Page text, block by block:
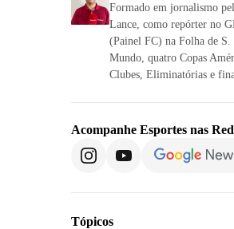
Formado em jornalismo
Lance, como repórter no
(Painel FC) na Folha de
Mundo, quatro Copas
Clubes, Eliminatórias e
Acompanhe Esportes nas
Tópicos